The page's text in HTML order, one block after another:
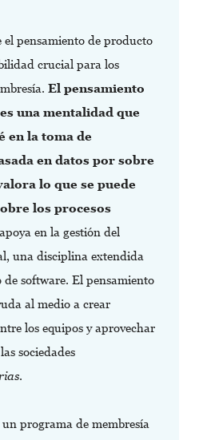
el pensamiento de producto
crucial para los
El pensamiento
una mentalidad que
en la toma de
en datos por sobre
lo que se puede
los procesos
en la gestión del
una disciplina extendida
de software. El pensamiento
al medio a crear
los equipos y aprovechar
sociedades
.
programa de membresía